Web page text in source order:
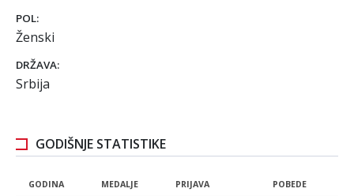
POL:
Ženski
DRŽAVA:
Srbija
GODIŠNJE STATISTIKE
GODINA MEDALJE PRIJAVA POBEDE